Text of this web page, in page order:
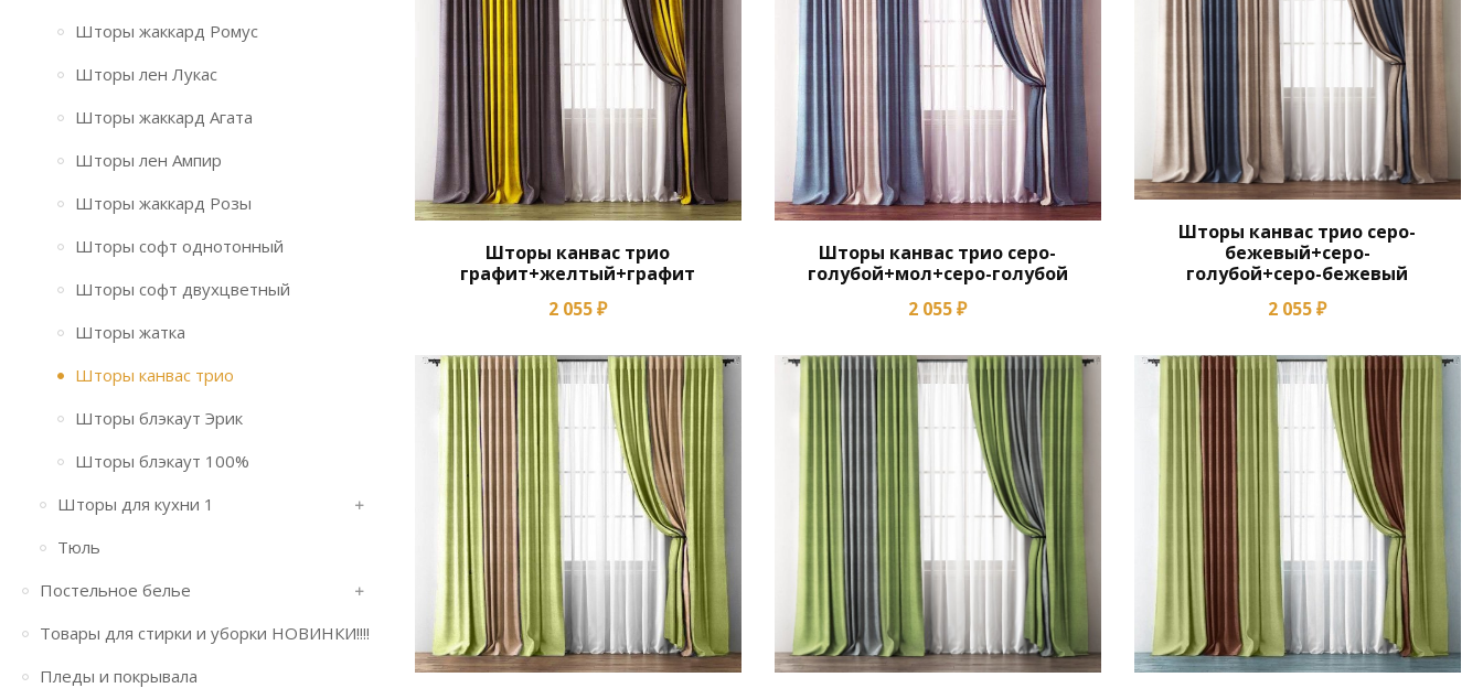
Шторы жаккард Ромус
Шторы лен Лукас
Шторы жаккард Агата
Шторы лен Ампир
Шторы жаккард Розы
Шторы софт однотонный
Шторы софт двухцветный
Шторы жатка
Шторы канвас трио
Шторы блэкаут Эрик
Шторы блэкаут 100%
Шторы для кухни 1
Тюль
Постельное белье
Товары для стирки и уборки НОВИНКИ!!!!
Пледы и покрывала
Шторы канвас трио
графит+желтый+графит
2 055 ₽
Шторы канвас трио серо-
голубой+мол+серо-голубой
2 055 ₽
Шторы канвас трио серо-
бежевый+серо-
голубой+серо-бежевый
2 055 ₽